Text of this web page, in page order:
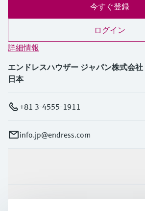
今すぐ登録
ログイン
詳細情報
エンドレスハウザー ジャパン株式会社
日本
+81 3-4555-1911
info.jp@endress.com
インダストリー